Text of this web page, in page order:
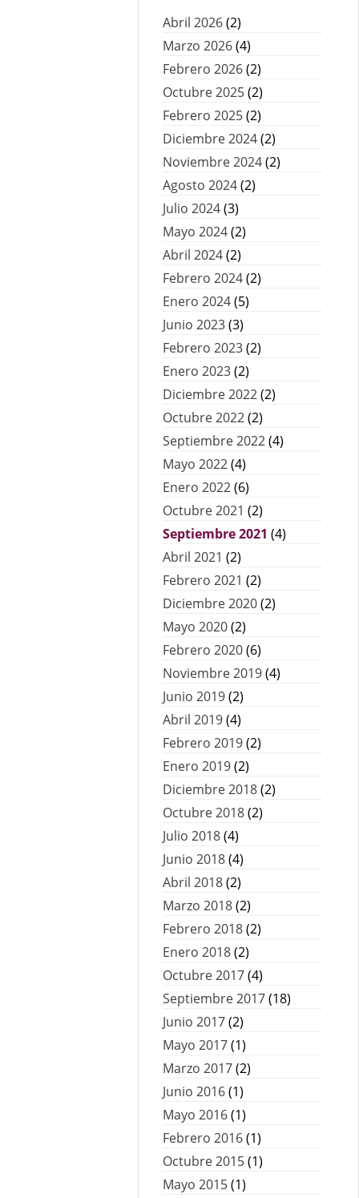
Abril 2026(2)
Marzo 2026(4)
Febrero 2026(2)
Octubre 2025(2)
Febrero 2025(2)
Diciembre 2024(2)
Noviembre 2024(2)
Agosto 2024(2)
Julio 2024(3)
Mayo 2024(2)
Abril 2024(2)
Febrero 2024(2)
Enero 2024(5)
Junio 2023(3)
Febrero 2023(2)
Enero 2023(2)
Diciembre 2022(2)
Octubre 2022(2)
Septiembre 2022(4)
Mayo 2022(4)
Enero 2022(6)
Octubre 2021 (2)
Septiembre 2021 (4)
Abril 2021 (2)
Febrero 2021 (2)
Diciembre 2020(2)
Mayo 2020(2)
Febrero 2020(6)
Noviembre 2019(4)
Junio 2019(2)
Abril 2019(4)
Febrero 2019(2)
Enero 2019(2)
Diciembre 2018(2)
Octubre 2018(2)
Julio 2018(4)
Junio 2018(4)
Abril 2018(2)
Marzo 2018(2)
Febrero 2018(2)
Enero 2018(2)
Octubre 2017(4)
Septiembre 2017(18)
Junio 2017(2)
Mayo 2017(1)
Marzo 2017(2)
Junio 2016(1)
Mayo 2016(1)
Febrero 2016(1)
Octubre 2015(1)
Mayo 2015(1)